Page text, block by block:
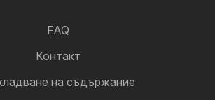
FAQ
Контакт
на съдържание